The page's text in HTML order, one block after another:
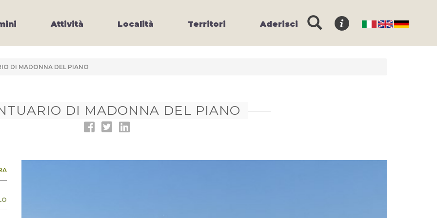
Attività Località Territori Aderisci
DI MADONNA DEL PIANO
DI MADONNA DEL PIANO